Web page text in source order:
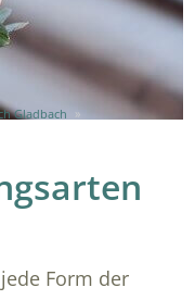
Gladbach
»
Form der